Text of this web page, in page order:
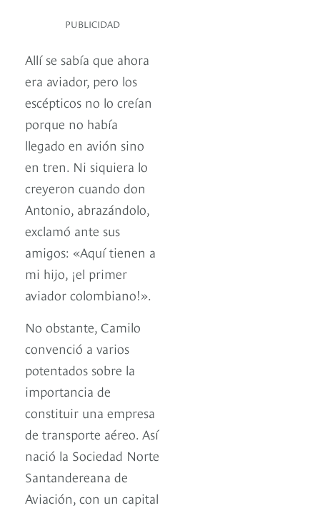
PUBLICIDAD
Allí se sabía que ahora
era aviador, pero los
escépticos no lo creían
porque no había
llegado en avión sino
en tren. Ni siquiera lo
creyeron cuando don
Antonio, abrazándolo,
exclamó ante sus
amigos: «Aquí tienen a
mi hijo, ¡el primer
aviador colombiano!».
No obstante, Camilo
convenció a varios
potentados sobre la
importancia de
constituir una empresa
de transporte aéreo. Así
nació la Sociedad Norte
Santandereana de
Aviación, con un capital